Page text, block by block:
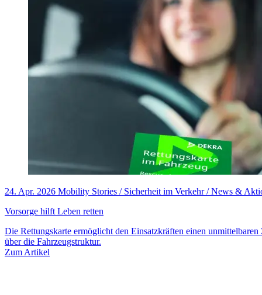
24. Apr. 2026 Mobility Stories / Sicherheit im Verkehr / News &
Vorsorge hilft Leben retten
Die Rettungskarte ermöglicht den Einsatzkräften einen
über die Fahrzeugstruktur.
Zum Artikel